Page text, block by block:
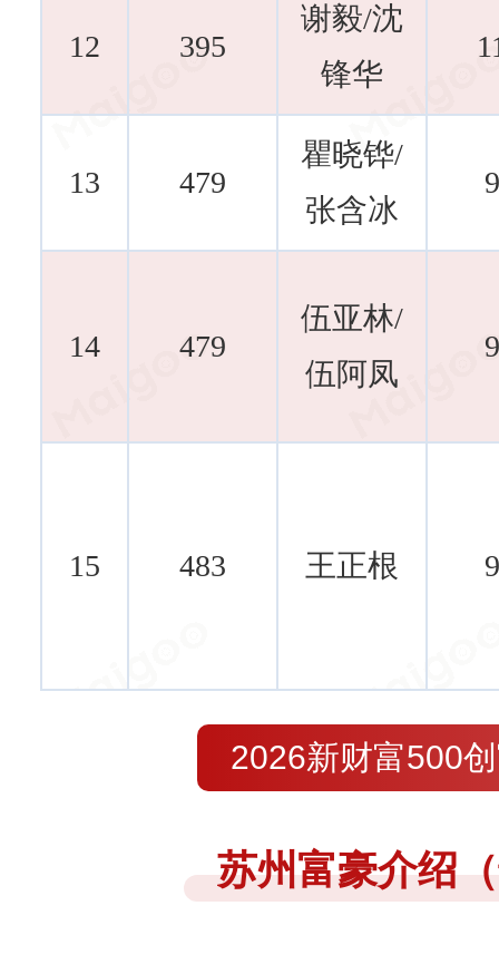
12 395
谢毅/沈
锋华
13 479
瞿晓铧/
张含冰
14 479
伍亚林/
伍阿凤
15 483 王正根
2026新财富500
苏州富豪介绍